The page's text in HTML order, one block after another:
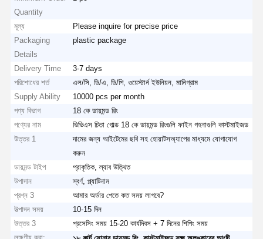
Quantity
মূল্য
Please inquire for precise price
Packaging
Details
plastic package
Delivery Time
3-7 days
পরিশোধের শর্ত
এল/সি, ডি/এ, ডি/পি, ওয়েস্টার্ন ইউনিয়ন, মানিগ্রাম
Supply Ability
10000 pcs per month
পণ্য বিভাগ
18 কে ডায়মন্ড রিং
পণ্যের নাম
ভিভিএস চিতা গোল্ড 18 কে ডায়মন্ড রিংগুলি ফাইন গহনাগুলি কাস্টমাইজড
উত্তর 1
দামের জন্য আইটেমের ছবি সহ হোয়াটসঅ্যাপের মাধ্যমে যোগাযোগ
করুন
ডায়মন্ড টাইপ
প্রাকৃতিক, ল্যাব উত্থিত
উপাদান
স্বর্ণ, প্ল্যাটিনাম
প্রশ্ন 3
আমার অর্ডার পেতে কত সময় লাগবে?
উত্পাদন সময়
10-15 দিন
উত্তর 3
প্রসেসিং সময় 15-20 কার্যদিবস + 7 দিনের শিপিং সময়